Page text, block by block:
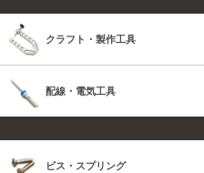
クラフト・製作工具
配線・電気工具
ビス・スプリング